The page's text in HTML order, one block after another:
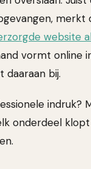
merkt
website
vormt online
daaraan bij.
indruk?
onderdeel